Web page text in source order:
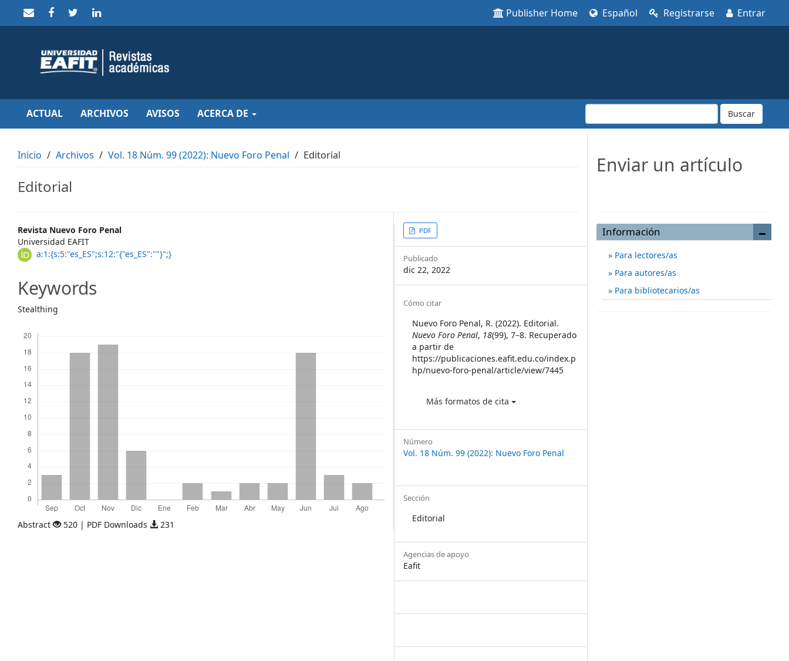
to
Main
Navigation
Content
Sidebar
Publisher Home Español Registrarse Entrar
ACTUAL ARCHIVOS AVISOS ACERCA DE Buscar
Inicio Archivos Vol. 18 Núm. 99 (2022): Nuevo Foro Penal Editorial
Editorial
Main
Article
Revista Nuevo Foro Penal
Universidad EAFIT
a:1:{s:5:"es_ES";s:12:"{"es_ES":""}";}
Keywords
Stealthing
Abstract 520 | PDF Downloads 231
Article
Sidebar
PDF
Publicado
dic 22, 2022
Article
Details
Cómo citar
Nuevo Foro Penal, R. (2022). Editorial.
Nuevo Foro Penal, 18(99), 7–8. Recuperado
a partir de
https://publicaciones.eafit.edu.co/index.p
hp/nuevo-foro-penal/article/view/7445
Más formatos de cita
Número
Vol. 18 Núm. 99 (2022): Nuevo Foro Penal
Sección
Editorial
Agencias de apoyo
Eafit
Enviar un artículo
Información
Para lectores/as
Para autores/as
Para bibliotecarios/as